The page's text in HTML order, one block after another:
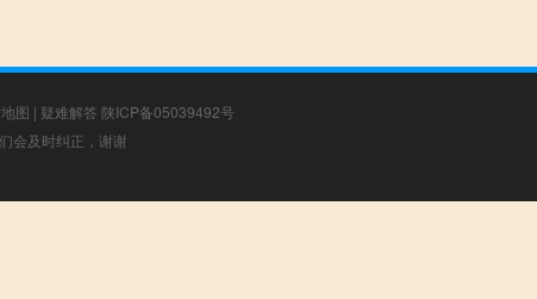
图 | 疑难解答 陕ICP备05039492号
会及时纠正，谢谢